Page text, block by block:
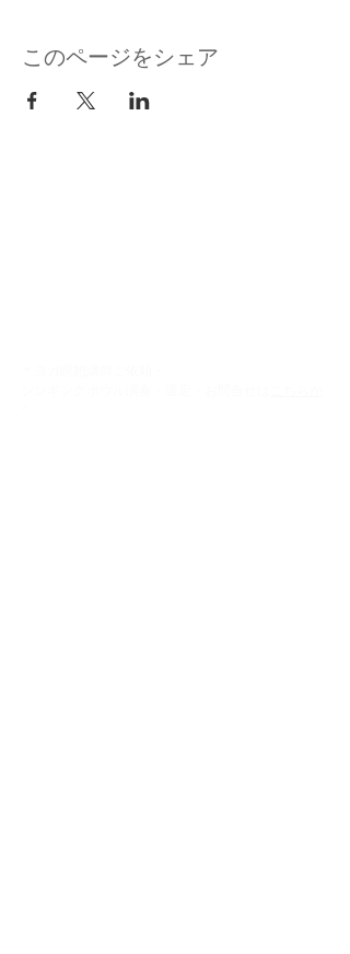
このページをシェア